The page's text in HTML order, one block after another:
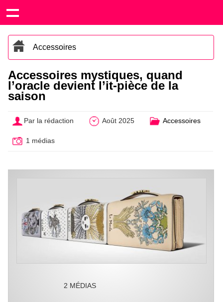
Accessoires
Accessoires mystiques, quand
l’oracle devient l’it-pièce de la
saison
Par la rédaction Août 2025 Accessoires
1 médias
2 MÉDIAS